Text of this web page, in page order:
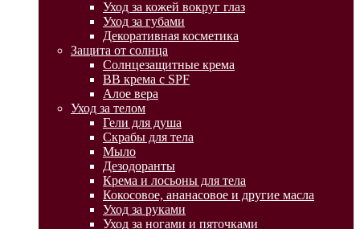
Уход за кожей вокруг глаз
Уход за губами
Декоративная косметика
Защита от солнца
Солнцезащитные крема
BB крема с SPF
Алое вера
Уход за телом
Гели для душа
Скрабы для тела
Мыло
Дезодоранты
Крема и лосьоны для тела
Кокосовое, ананасовое и другие масла
Уход за руками
Уход за ногами и пяточками